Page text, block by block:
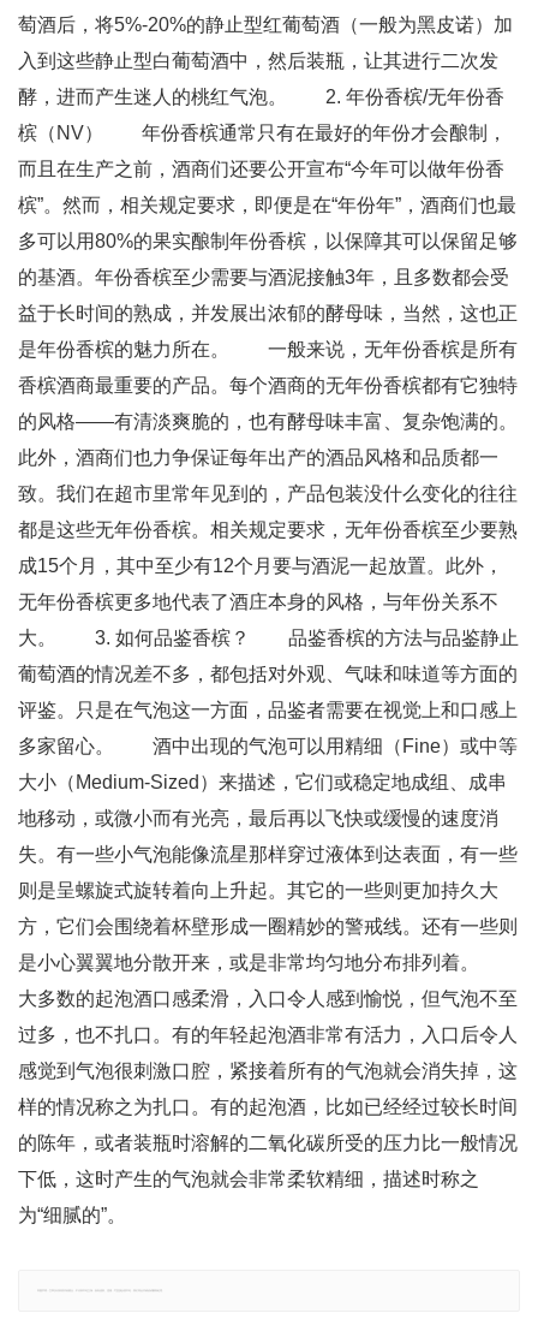
萄酒后，将5%-20%的静止型红葡萄酒（一般为黑皮诺）加
入到这些静止型白葡萄酒中，然后装瓶，让其进行二次发
酵，进而产生迷人的桃红气泡。 2. 年份香槟/无年份香
槟（NV） 年份香槟通常只有在最好的年份才会酿制，
而且在生产之前，酒商们还要公开宣布“今年可以做年份香
槟”。然而，相关规定要求，即便是在“年份年”，酒商们也最
多可以用80%的果实酿制年份香槟，以保障其可以保留足够
的基酒。年份香槟至少需要与酒泥接触3年，且多数都会受
益于长时间的熟成，并发展出浓郁的酵母味，当然，这也正
是年份香槟的魅力所在。 一般来说，无年份香槟是所有
香槟酒商最重要的产品。每个酒商的无年份香槟都有它独特
的风格——有清淡爽脆的，也有酵母味丰富、复杂饱满的。
此外，酒商们也力争保证每年出产的酒品风格和品质都一
致。我们在超市里常年见到的，产品包装没什么变化的往往
都是这些无年份香槟。相关规定要求，无年份香槟至少要熟
成15个月，其中至少有12个月要与酒泥一起放置。此外，
无年份香槟更多地代表了酒庄本身的风格，与年份关系不
大。 3. 如何品鉴香槟？ 品鉴香槟的方法与品鉴静止
葡萄酒的情况差不多，都包括对外观、气味和味道等方面的
评鉴。只是在气泡这一方面，品鉴者需要在视觉上和口感上
多家留心。 酒中出现的气泡可以用精细（Fine）或中等
大小（Medium-Sized）来描述，它们或稳定地成组、成串
地移动，或微小而有光亮，最后再以飞快或缓慢的速度消
失。有一些小气泡能像流星那样穿过液体到达表面，有一些
则是呈螺旋式旋转着向上升起。其它的一些则更加持久大
方，它们会围绕着杯壁形成一圈精妙的警戒线。还有一些则
是小心翼翼地分散开来，或是非常均匀地分布排列着。
大多数的起泡酒口感柔滑，入口令人感到愉悦，但气泡不至
过多，也不扎口。有的年轻起泡酒非常有活力，入口后令人
感觉到气泡很刺激口腔，紧接着所有的气泡就会消失掉，这
样的情况称之为扎口。有的起泡酒，比如已经经过较长时间
的陈年，或者装瓶时溶解的二氧化碳所受的压力比一般情况
下低，这时产生的气泡就会非常柔软精细，描述时称之
为“细腻的”。